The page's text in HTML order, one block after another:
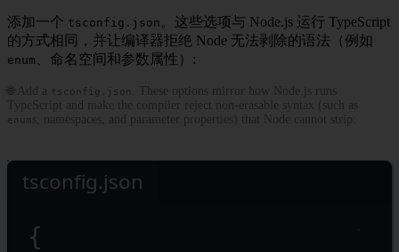
添加一个 tsconfig.json 。这些选项与 Node.js 运行 TypeScript
的方式相同，并让编译器拒绝 Node 无法剥除的语法（例如
enum 、命名空间和参数属性）:
🌐 Add a tsconfig.json
. These options mirror how Node.js runs
TypeScript and make the compiler reject non-erasable syntax (such as
enum s, namespaces, and parameter properties) that Node cannot strip:
tsconfig.json
{